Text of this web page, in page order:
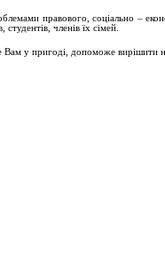
правового, соціально –
членів їх сімей.
у пригоді, допоможе вирішити